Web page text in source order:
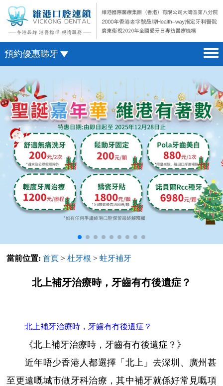
預約優惠睇牙
首頁 home page
醫院簡介 hospital introduction
醫生介紹 doctor introduction
醫療新聞 medical news
種植牙 dental implant
箍牙 orthodontics
收費標準 change standard
預約牙醫 contact us
澳門電話預約
微信預約
WhatsApp預約
當前位置: 首頁 >杜牙根 >蛀牙補牙
北上補牙治療時，牙齒有冇後遺症？
北上補牙治療時，牙齒有冇後遺症？
《北上補牙治療時，牙齒有冇後遺症？》
近年唔少香港人都選擇「北上」去深圳、廣州甚
至更遠嘅城市做牙科治療，其中補牙就係好常見嘅項